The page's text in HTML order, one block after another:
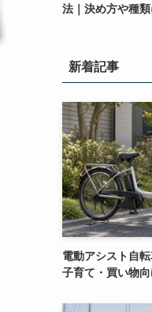
法｜決め方や種
新着記事
電動アシスト自
子育て・買い物